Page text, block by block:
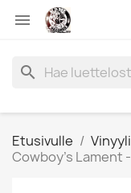

search
Etusivulle
Cowboy’s Lament